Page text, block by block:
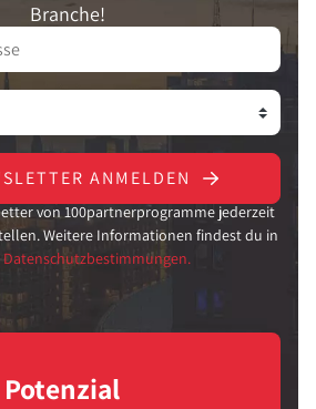
Branche!
ANMELDEN
von 100partnerprogramme jederzeit
Weitere Informationen findest du in
Datenschutzbestimmungen.